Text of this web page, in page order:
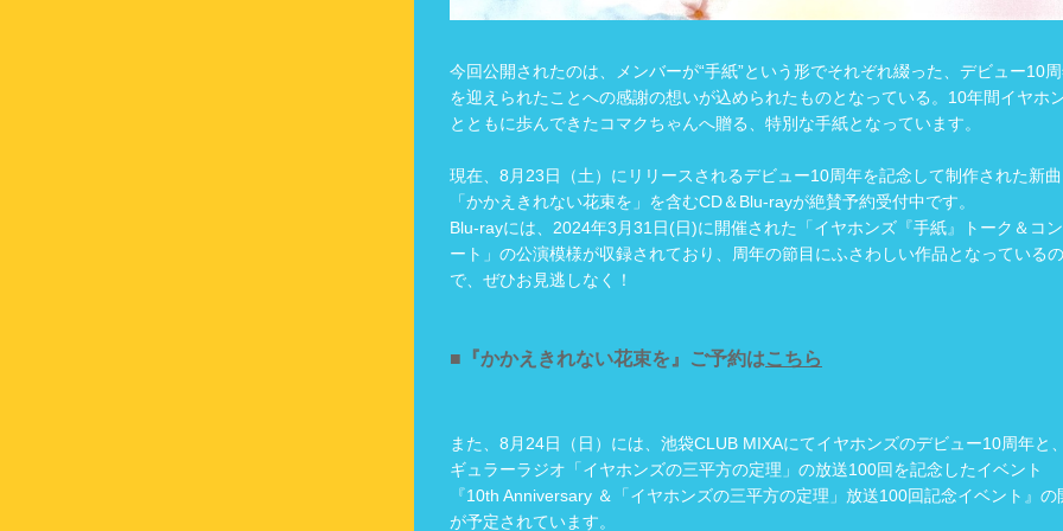
今回公開されたのは、メンバーが“手紙”という形でそれぞれ綴った、デビュー10
を迎えられたことへの感謝の想いが込められたものとなっている。10年間イヤホ
とともに歩んできたコマクちゃんへ贈る、特別な手紙となっています。
現在、8月23日（土）にリリースされるデビュー10周年を記念して制作された新曲
「かかえきれない花束を」を含むCD＆Blu-rayが絶賛予約受付中です。
Blu-rayには、2024年3月31日(日)に開催された「イヤホンズ『手紙』トーク＆コ
ート」の公演模様が収録されており、周年の節目にふさわしい作品となっているの
で、ぜひお見逃しなく！
■『かかえきれない花束を』ご予約はこちら
また、8月24日（日）には、池袋CLUB MIXAにてイヤホンズのデビュー10周年と
ギュラーラジオ「イヤホンズの三平方の定理」の放送100回を記念したイベント
『10th Anniversary ＆「イヤホンズの三平方の定理」放送100回記念イベント』の
が予定されています。